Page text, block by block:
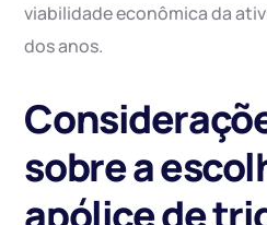
viabilidade econômica da
dos anos.
sobre a